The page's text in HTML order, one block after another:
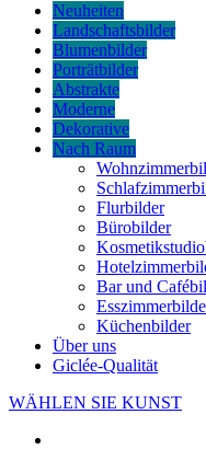
Neuheiten
Landschaftsbilder
Blumenbilder
Porträtbilder
Abstrakte
Moderne
Dekorative
Nach Raum
Flurbilder
Bürobilder
Bar und
Küchenbilder
Über uns
Giclée-Qualität
WÄHLEN SIE KUNST